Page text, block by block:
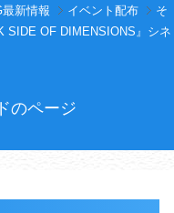
新情報 イベント配布
そ
SIDE OF DIMENSIONS』シネ
のページ